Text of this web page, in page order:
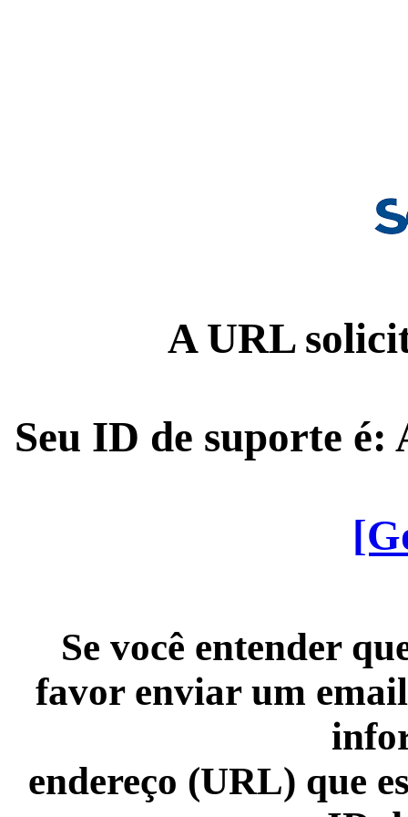
A URL
Seu ID de suporte é:
Se você entender
favor enviar um
endereço (URL) que